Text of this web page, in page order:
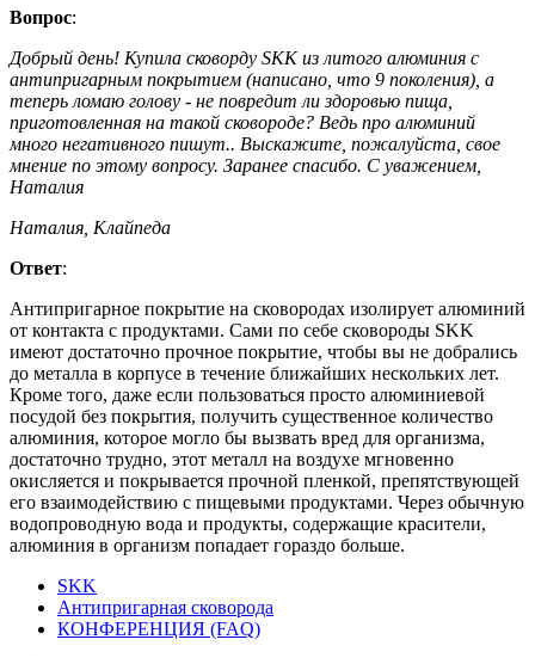
Вопрос:
Добрый день! Купила сковорду SKK из литого алюминия с
антипригарным покрытием (написано, что 9 поколения), а
теперь ломаю голову - не повредит ли здоровью пища,
приготовленная на такой сковороде? Ведь про алюминий
много негативного пишут.. Выскажите, пожалуйста, свое
мнение по этому вопросу. Заранее спасибо. С уважением,
Наталия
Наталия, Клайпеда
Ответ:
Антипригарное покрытие на сковородах изолирует алюминий
от контакта с продуктами. Сами по себе сковороды SKK
имеют достаточно прочное покрытие, чтобы вы не добрались
до металла в корпусе в течение ближайших нескольких лет.
Кроме того, даже если пользоваться просто алюминиевой
посудой без покрытия, получить существенное количество
алюминия, которое могло бы вызвать вред для организма,
достаточно трудно, этот металл на воздухе мгновенно
окисляется и покрывается прочной пленкой, препятствующей
его взаимодействию с пищевыми продуктами. Через обычную
водопроводную вода и продукты, содержащие красители,
алюминия в организм попадает гораздо больше.
SKK
Антипригарная сковорода
КОНФЕРЕНЦИЯ (FAQ)